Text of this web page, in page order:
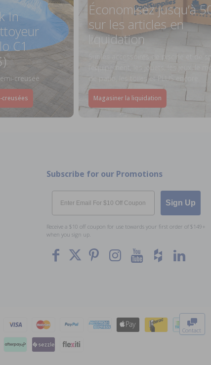
Contact
In
C1
creusée
Économisez jusqu’à
sur les articles en
liquidation
Sur les accessoires de piscine et de
l’équipement, les jouets, les jeux, le
de patio, les toiles et PLUS encore.
Magasiner la liquidation
Subscribe for our Promotions
Email
Sign Up
Receive a $10 off coupon for use towards your first order of $149+
when you sign up.